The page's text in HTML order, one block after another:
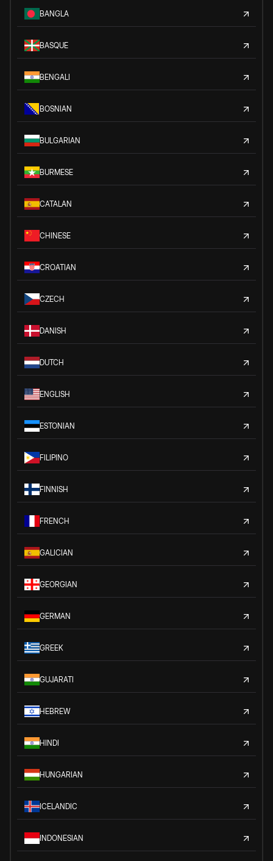
BANGLA
BASQUE
BENGALI
BOSNIAN
BULGARIAN
BURMESE
CATALAN
CHINESE
CROATIAN
CZECH
DANISH
DUTCH
ENGLISH
ESTONIAN
FILIPINO
FINNISH
FRENCH
GALICIAN
GEORGIAN
GERMAN
GREEK
GUJARATI
HEBREW
HINDI
HUNGARIAN
ICELANDIC
INDONESIAN